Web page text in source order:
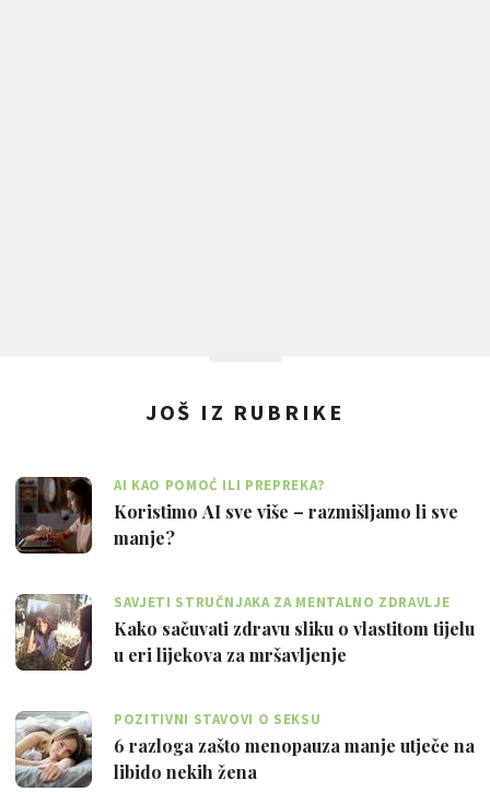
JOŠ IZ RUBRIKE
AI KAO POMOĆ ILI PREPREKA?
Koristimo AI sve više – razmišljamo li sve
manje?
SAVJETI STRUČNJAKA ZA MENTALNO ZDRAVLJE
Kako sačuvati zdravu sliku o vlastitom tijelu
u eri lijekova za mršavljenje
POZITIVNI STAVOVI O SEKSU
6 razloga zašto menopauza manje utječe na
libido nekih žena